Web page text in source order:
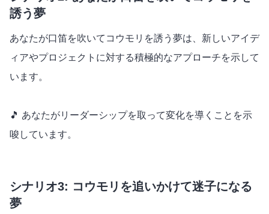
誘う夢
あなたが口笛を吹いてコウモリを誘う夢は、新しいアイデ
ィアやプロジェクトに対する積極的なアプローチを示して
います。
🎵 あなたがリーダーシップを取って変化を導くことを示
唆しています。
シナリオ3: コウモリを追いかけて迷子になる
夢